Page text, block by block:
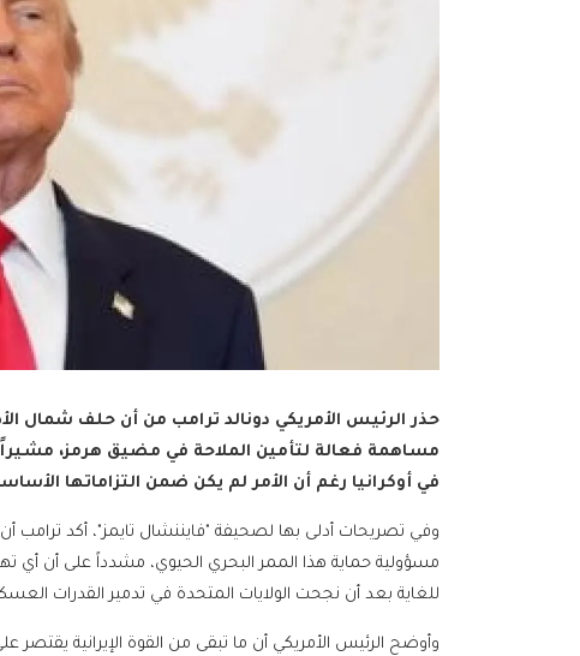
حذر الرئيس الأمريكي دونالد ترامب من أن حلف شمال
مساهمة فعالة لتأمين الملاحة في مضيق هرمز،
في أوكرانيا رغم أن الأمر لم يكن ضمن التزاماتها
وفي تصريحات أدلى بها لصحيفة "فايننشال تايمز"، أكد
مسؤولية حماية هذا الممر البحري الحيوي، مشدداً على أن أي
للغاية بعد أن نجحت الولايات المتحدة في تدمير القدرات
وأوضح الرئيس الأمريكي أن ما تبقى من القوة الإيرانية يقتصر